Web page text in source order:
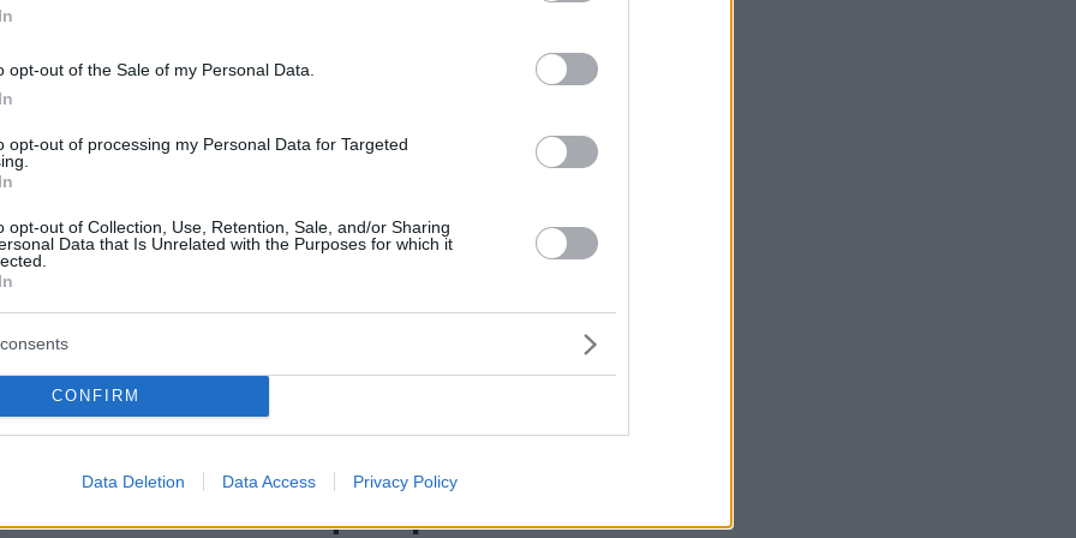
opt-out of the Sale of my Personal Data.
opt-out of processing my Personal Data for Targeted
opt-out of Collection, Use, Retention, Sale, and/or Sharing
Data that Is Unrelated with the Purposes for which it
CONFIRM
Data Deletion Data Access Privacy Policy
για τα χειρόγραφα δελτία - Στόχος είναι η
του λαθρεμπορίου μέσω παρακολούθησης σε
και η απλοποίηση των φορολογικών ελέγχων
τα τιμολόγια της ΔΕΗ για
οι χρεώσεις σε πράσινα και μπλε
– Νέο myHome Plan με προωθητική ενέργεια 100
myDATA της ΑΑΔΕ - Δεν
στοιχεία τιμολογίων